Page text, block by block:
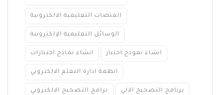
المنصات التعليمية الالكترونية
الوسائل التعليمية الإلكترونية
انشاء نماذج اختبارات انشاء نموذج اختبار
انظمة ادارة التعلم الالكتروني
برامج التصحيح الالكتروني برنامج التصحيح الالي